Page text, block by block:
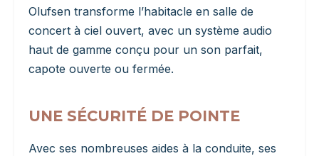
Olufsen transforme l’habitacle en salle de
concert à ciel ouvert, avec un système audio
haut de gamme conçu pour un son parfait,
capote ouverte ou fermée.
UNE SÉCURITÉ DE POINTE
Avec ses nombreuses aides à la conduite, ses